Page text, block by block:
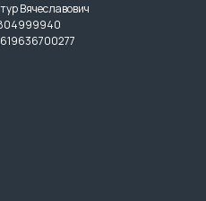
Вячеславович